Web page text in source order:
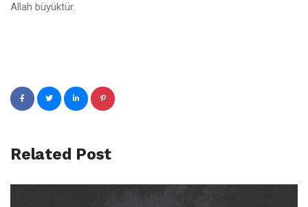
Allah büyüktür.
Related Post